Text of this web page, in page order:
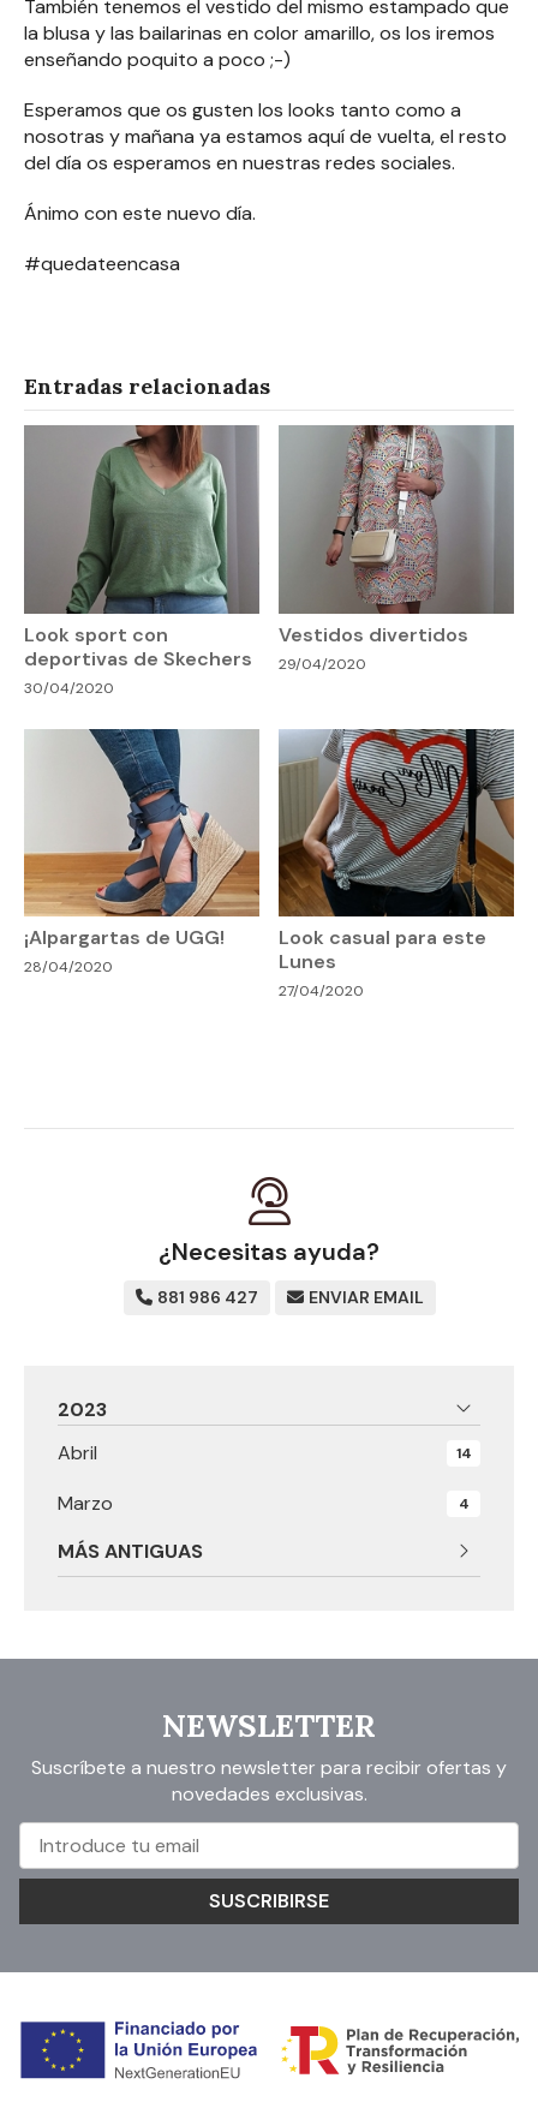
También tenemos el vestido del mismo estampado que
la blusa y las bailarinas en color amarillo, os los iremos
enseñando poquito a poco ;-)
Esperamos que os gusten los looks tanto como a
nosotras y mañana ya estamos aquí de vuelta, el resto
del día os esperamos en nuestras redes sociales.
Ánimo con este nuevo día.
#quedateencasa
Entradas relacionadas
Look sport con
deportivas de Skechers
30/04/2020
Vestidos divertidos
29/04/2020
¡Alpargartas de UGG!
28/04/2020
Look casual para este
Lunes
27/04/2020
¿Necesitas ayuda?
881 986 427 ENVIAR EMAIL
2023
Abril
14
Marzo 4
MÁS ANTIGUAS
NEWSLETTER
Suscríbete a nuestro newsletter para recibir ofertas y
novedades exclusivas.
SUSCRIBIRSE